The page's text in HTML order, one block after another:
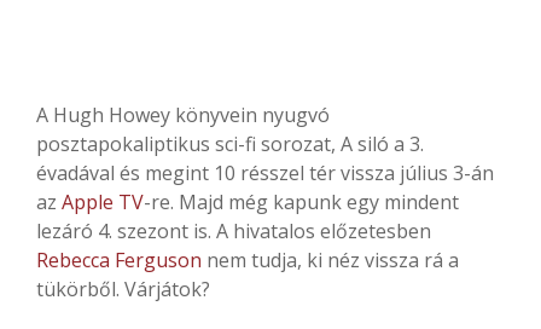
A Hugh Howey könyvein nyugvó
posztapokaliptikus sci-fi sorozat, A siló a 3.
évadával és megint 10 résszel tér vissza július 3-án
az Apple TV-re. Majd még kapunk egy mindent
lezáró 4. szezont is. A hivatalos előzetesben
Rebecca Ferguson nem tudja, ki néz vissza rá a
tükörből. Várjátok?